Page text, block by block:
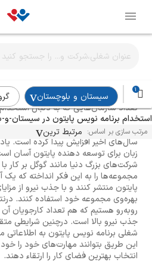
1
سیستان و بلوچستان
استخدام برنامه نویس پایتون در سیستان-
مرتب سازی بر اساس: مرتبط ترین
راهنمای استخدام برنامه نویس
تعداد سازمان‌هایی که به دنبال
کم نیست. از آن‌جایی که این زبان
خوانایی تاکید دارد تقاضا برای
سال‌های اخیر افزایش پیدا کرده است.
زبان برای توسعه دهنده پایتون آسان
شرکت‌های بزرگ دنیا مانند گوگل بر کار با
مجموعه‌ها را به این فکر انداخته که
پایتون منتشر کنند و با جذب نیرو از
بهره‌وی مجموعه خود استفاده کنند.
روبه‌رو هستیم که هم تعداد کارجویان
جذب نیرو بالا است. درچنین شرایطی
شغلی برنامه نویس پایتون به اطلاعاتی
این طریق بتوانند مهارت‌های خود را
انتخاب بهترین فضای کار را ارتقاء دهند.